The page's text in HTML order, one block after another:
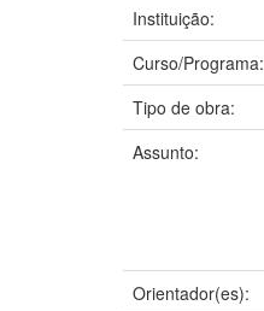
Instituição:
Curso/Programa:
Tipo de obra:
Assunto:
Orientador(es):